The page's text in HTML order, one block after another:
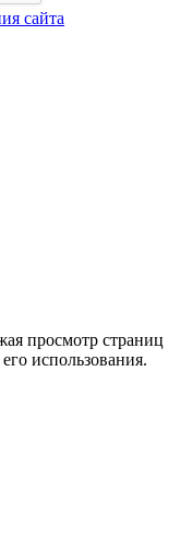
сайта
просмотр страниц
использования.